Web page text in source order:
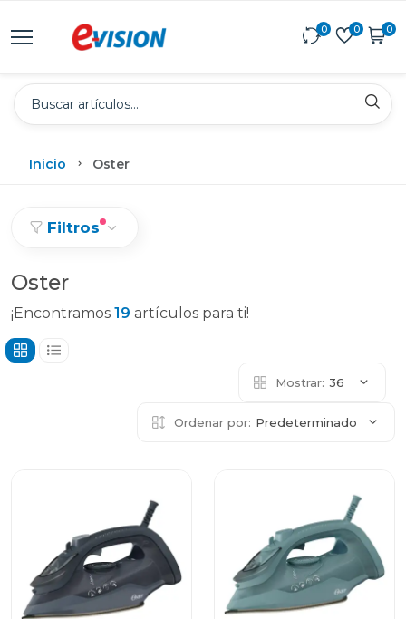
0 0 0
Inicio Oster
Filtros
Oster
¡Encontramos 19 artículos para ti!
Mostrar: 36
Ordenar por: Predeterminado